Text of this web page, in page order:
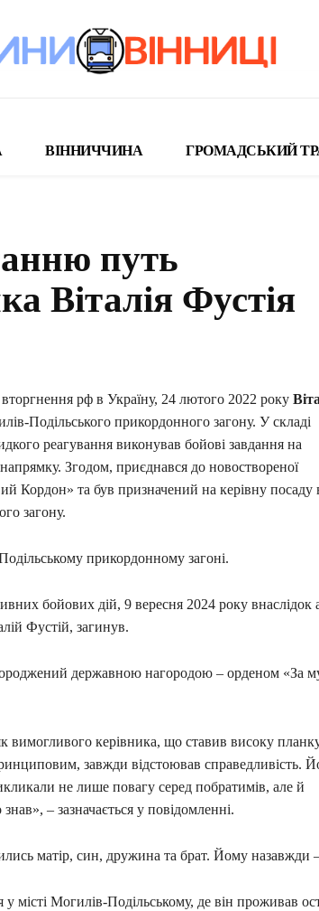
ВІННИЧЧИНА ГРОМАДСЬКИЙ
путь
Віталія Фустія
рф в Україну, 24 лютого 2022 року
Подільського прикордонного загону. У складі
реагування виконував бойові завдання на
Згодом, приєднався до новоствореної
Кордон» та був призначений на керівну посаду
загону.
прикордонному загоні.
бойових дій, 9 вересня 2024 року внаслідок
Фустій, загинув.
державною нагородою – орденом «За
вимогливого керівника, що ставив високу
завжди відстоював справедливість.
не лише повагу серед побратимів, але й
– зазначається у повідомленні.
матір, син, дружина та брат. Йому назавжди
місті Могилів-Подільському, де він проживав